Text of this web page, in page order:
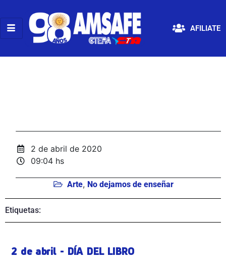
AFILIATE
2 de abril de 2020
09:04 hs
Arte, No dejamos de enseñar
Etiquetas:
2 de abril - DÍA DEL LIBRO